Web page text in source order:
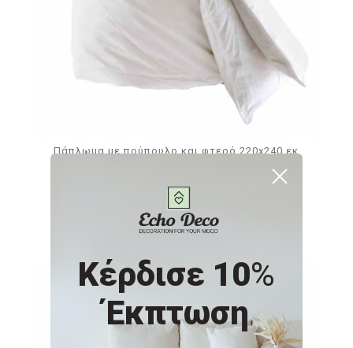
Πάπλωμα με πούπουλο και φτερό 220x240 εκ
106,56€
Κέρδισε 10%
Έκπτωση